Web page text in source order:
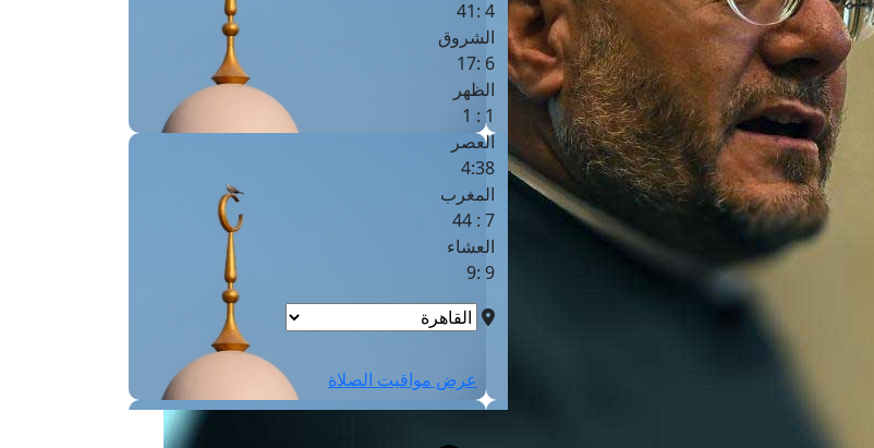
4 :41
الشروق
6 :17
الظهر
1 : 1
العصر
4:38
المغرب
7 : 44
العشاء
9 :9
عرض مواقيت الصلاة